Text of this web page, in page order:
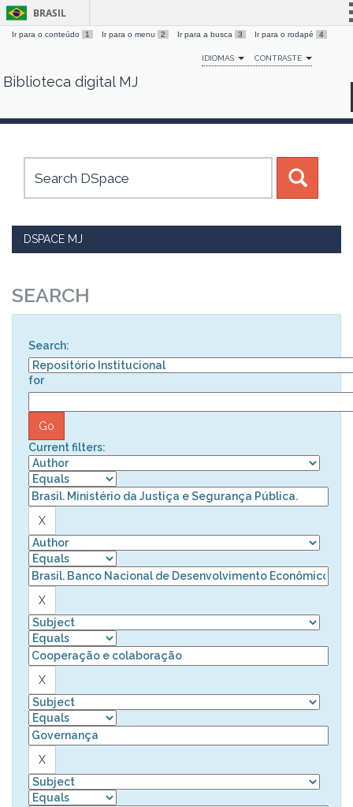
Skip
BRASIL
Simplifique!
Comunica BR
Canais
Ir para o conteúdo 1 Ir para o menu 2 Ir para a busca 3 Ir para o rodapé 4
IDIOMAS CONTRASTE
Biblioteca digital MJ
DSPACE MJ
SEARCH
Search:
for
Current filters: